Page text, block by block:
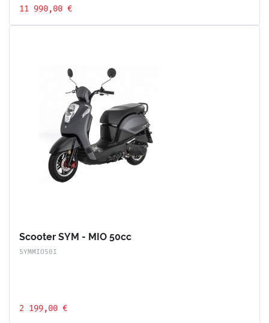
11 990,00 €
Scooter SYM - MIO 50cc
SYMMIO50I
2 199,00 €